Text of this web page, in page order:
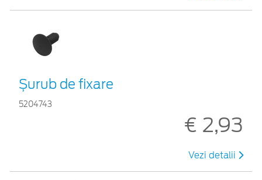
Șurub de fixare
5204743
€ 2,93
Vezi detalii